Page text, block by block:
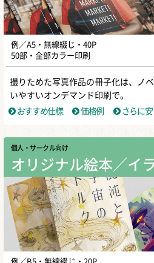
例／A5・無線綴じ・40P
50部・全部カラー印刷
撮りためた写真作品の冊子化は、ノ
いやすいオンデマンド印刷で。
おすすめ仕様
価格例 さらに安
個人・サークル向け
オリジナル絵本／イ